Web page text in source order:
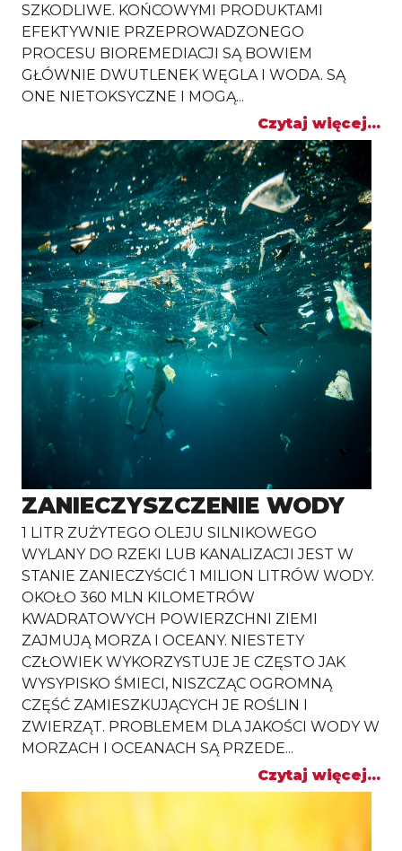
SZKODLIWE. KOŃCOWYMI PRODUKTAMI
EFEKTYWNIE PRZEPROWADZONEGO
PROCESU BIOREMEDIACJI SĄ BOWIEM
GŁÓWNIE DWUTLENEK WĘGLA I WODA. SĄ
ONE NIETOKSYCZNE I MOGĄ...
Czytaj więcej...
ZANIECZYSZCZENIE WODY
1 LITR ZUŻYTEGO OLEJU SILNIKOWEGO
WYLANY DO RZEKI LUB KANALIZACJI JEST W
STANIE ZANIECZYŚCIĆ 1 MILION LITRÓW WODY.
OKOŁO 360 MLN KILOMETRÓW
KWADRATOWYCH POWIERZCHNI ZIEMI
ZAJMUJĄ MORZA I OCEANY. NIESTETY
CZŁOWIEK WYKORZYSTUJE JE CZĘSTO JAK
WYSYPISKO ŚMIECI, NISZCZĄC OGROMNĄ
CZĘŚĆ ZAMIESZKUJĄCYCH JE ROŚLIN I
ZWIERZĄT. PROBLEMEM DLA JAKOŚCI WODY W
MORZACH I OCEANACH SĄ PRZEDE...
Czytaj więcej...